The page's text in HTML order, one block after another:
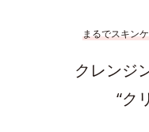
まるでスキン
クレンジ
“ク